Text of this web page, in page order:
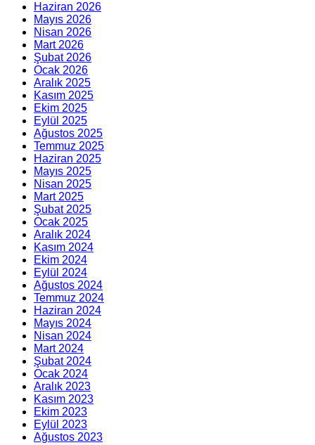
Haziran 2026
Mayıs 2026
Nisan 2026
Mart 2026
Şubat 2026
Ocak 2026
Aralık 2025
Kasım 2025
Ekim 2025
Eylül 2025
Ağustos 2025
Temmuz 2025
Haziran 2025
Mayıs 2025
Nisan 2025
Mart 2025
Şubat 2025
Ocak 2025
Aralık 2024
Kasım 2024
Ekim 2024
Eylül 2024
Ağustos 2024
Temmuz 2024
Haziran 2024
Mayıs 2024
Nisan 2024
Mart 2024
Şubat 2024
Ocak 2024
Aralık 2023
Kasım 2023
Ekim 2023
Eylül 2023
Ağustos 2023